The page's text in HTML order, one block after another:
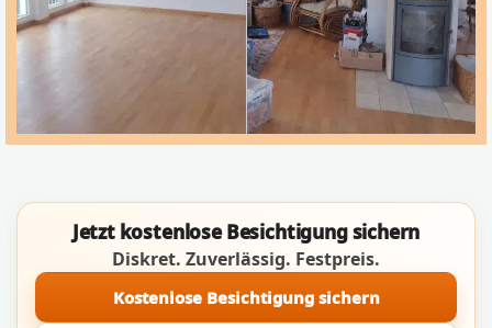
Jetzt kostenlose Besichtigung sichern
Diskret. Zuverlässig. Festpreis.
Kostenlose Besichtigung sichern